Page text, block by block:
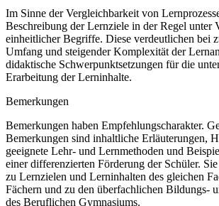
Im Sinne der Vergleichbarkeit von
Beschreibung der Lernziele in der Regel unter
einheitlicher Begriffe. Diese verdeutlichen bei
Umfang und steigender Komplexität der
didaktische Schwerpunktsetzungen für die
Erarbeitung der Lerninhalte.
Bemerkungen
Bemerkungen haben Empfehlungscharakter.
Bemerkungen sind inhaltliche Erläuterungen,
geeignete Lehr- und Lernmethoden und
einer differenzierten Förderung der Schüler.
zu Lernzielen und Lerninhalten des gleichen
Fächern und zu den überfachlichen Bildungs-
des Beruflichen Gymnasiums.